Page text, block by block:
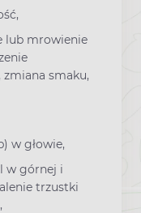
lub mrowienie
smaku,
w głowie,
w górnej i
trzustki